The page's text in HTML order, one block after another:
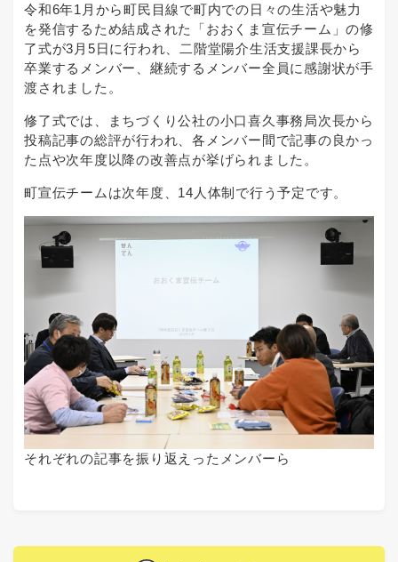
令和6年1月から町民目線で町内での日々の生活や魅力
を発信するため結成された「おおくま宣伝チーム」の修
了式が3月5日に行われ、二階堂陽介生活支援課長から
卒業するメンバー、継続するメンバー全員に感謝状が手
渡されました。
修了式では、まちづくり公社の小口喜久事務局次長から
投稿記事の総評が行われ、各メンバー間で記事の良かっ
た点や次年度以降の改善点が挙げられました。
町宣伝チームは次年度、14人体制で行う予定です。
それぞれの記事を振り返えったメンバーら